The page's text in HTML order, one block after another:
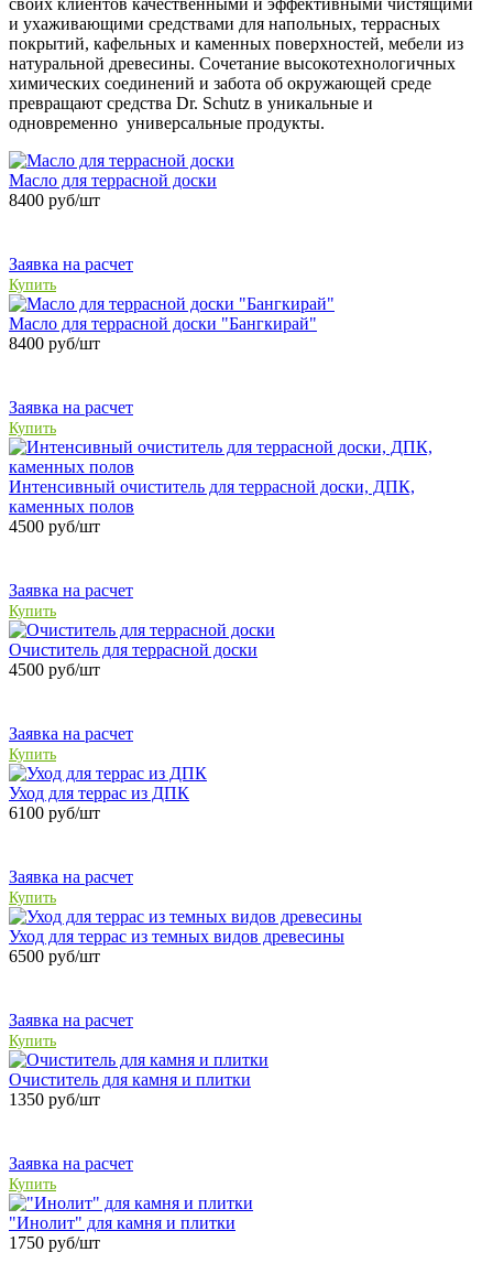
и ухаживающими средствами для напольных, террасных
покрытий, кафельных и каменных поверхностей, мебели из
натуральной древесины. Сочетание высокотехнологичных
химических соединений и забота об окружающей среде
превращают средства Dr. Schutz в уникальные и
одновременно универсальные продукты.
Масло для террасной доски
8400 руб/шт
Заявка на расчет
Купить
Масло для террасной доски "Бангкирай"
8400 руб/шт
Заявка на расчет
Купить
Интенсивный очиститель для террасной доски, ДПК,
каменных полов
4500 руб/шт
Заявка на расчет
Купить
Очиститель для террасной доски
4500 руб/шт
Заявка на расчет
Купить
Уход для террас из ДПК
6100 руб/шт
Заявка на расчет
Купить
Уход для террас из темных видов древесины
6500 руб/шт
Заявка на расчет
Купить
Очиститель для камня и плитки
1350 руб/шт
Заявка на расчет
Купить
"Инолит" для камня и плитки
1750 руб/шт